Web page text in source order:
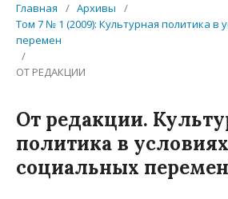
Главная / Архивы
/
Том 7 № 1 (2009): Культурная политика в
перемен
/
ОТ РЕДАКЦИИ
От редакции.
политика в условиях
социальных перемен